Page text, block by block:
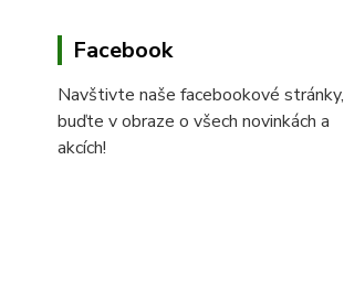
Facebook
Navštivte naše facebookové stránky,
buďte v obraze o všech novinkách a
akcích!